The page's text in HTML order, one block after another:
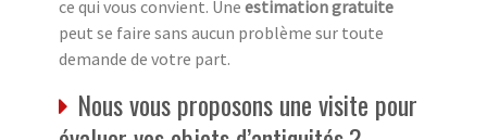
ce qui vous convient. Une estimation gratuite
peut se faire sans aucun problème sur toute
demande de votre part.
Nous vous proposons une visite pour